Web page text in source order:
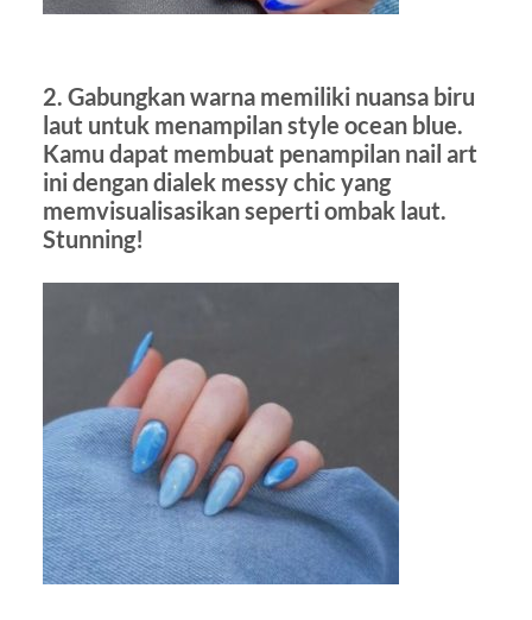
2. Gabungkan warna memiliki nuansa biru
laut untuk menampilan style ocean blue.
Kamu dapat membuat penampilan nail art
ini dengan dialek messy chic yang
memvisualisasikan seperti ombak laut.
Stunning!